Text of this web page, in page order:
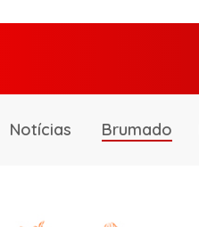
Notícias Brumado